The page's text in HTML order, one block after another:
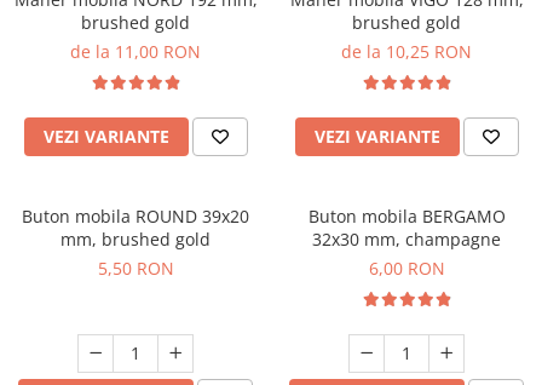
brushed gold
de la 11,00 RON
VEZI VARIANTE
brushed gold
de la 10,25 RON
VEZI VARIANTE
Buton mobila ROUND 39x20
mm, brushed gold
5,50 RON
Buton mobila BERGAMO
32x30 mm, champagne
6,00 RON